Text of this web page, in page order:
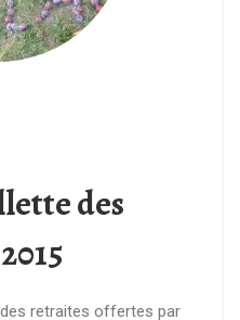
des
retraites offertes par